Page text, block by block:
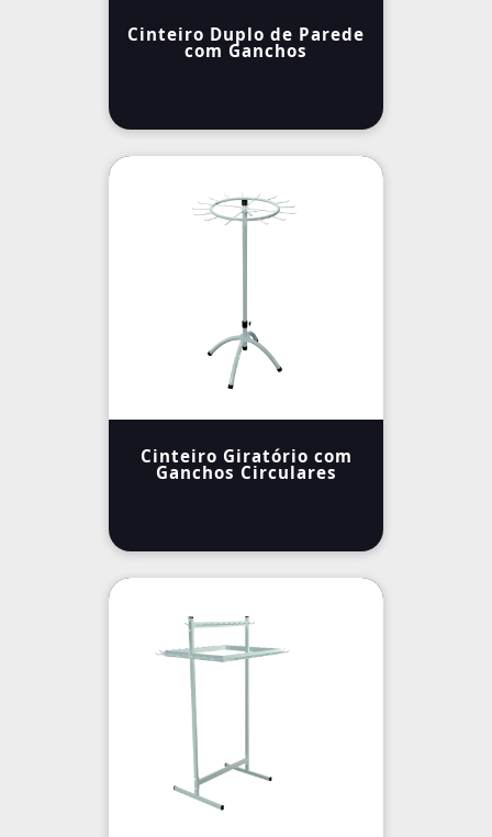
Cinteiro Duplo de Parede
com Ganchos
Cinteiro Giratório com
Ganchos Circulares